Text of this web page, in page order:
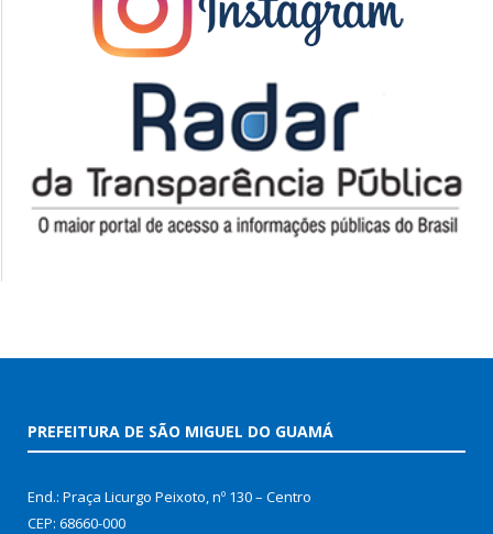
PREFEITURA DE SÃO MIGUEL DO GUAMÁ
End.: Praça Licurgo Peixoto, nº 130 – Centro
CEP: 68660-000